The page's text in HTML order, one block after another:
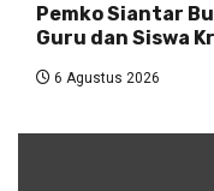
Pemko Siantar
Guru dan Siswa
6 Agustus 2026